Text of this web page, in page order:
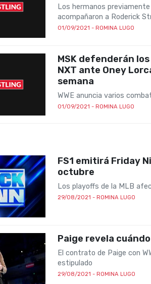
Los hermanos
acompañaron a Roderick
01/09/2021 - ROMINA LUGO
MSK defenderán
NXT ante Oney
semana
WWE anuncia varios
01/09/2021 - ROMINA LUGO
FS1 emitirá Friday
octubre
Los playoffs de la MLB
29/08/2021 - ROMINA LUGO
Paige revela
El contrato de Paige con
estipulado
29/08/2021 - ROMINA LUGO